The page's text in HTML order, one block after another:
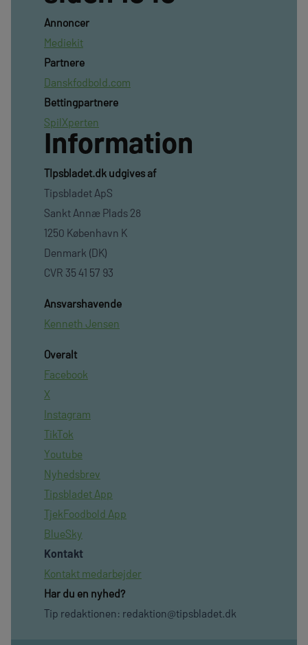
Annoncer
Mediekit
Partnere
Danskfodbold.com
Bettingpartnere
SpilXperten
Information
TIpsbladet.dk udgives af
Tipsbladet ApS
Sankt Annæ Plads 28
1250 København K
Denmark (DK)
CVR 35 41 57 93
Ansvarshavende
Kenneth Jensen
Overalt
Facebook
X
Instagram
TikTok
Youtube
Nyhedsbrev
Tipsbladet App
TjekFoodbold App
BlueSky
Kontakt
Kontakt medarbejder
Har du en nyhed?
Tip redaktionen: redaktion@tipsbladet.dk